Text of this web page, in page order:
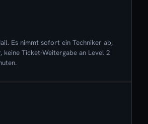
Es nimmt sofort ein Techniker ab,
keine Ticket-Weitergabe an Level 2